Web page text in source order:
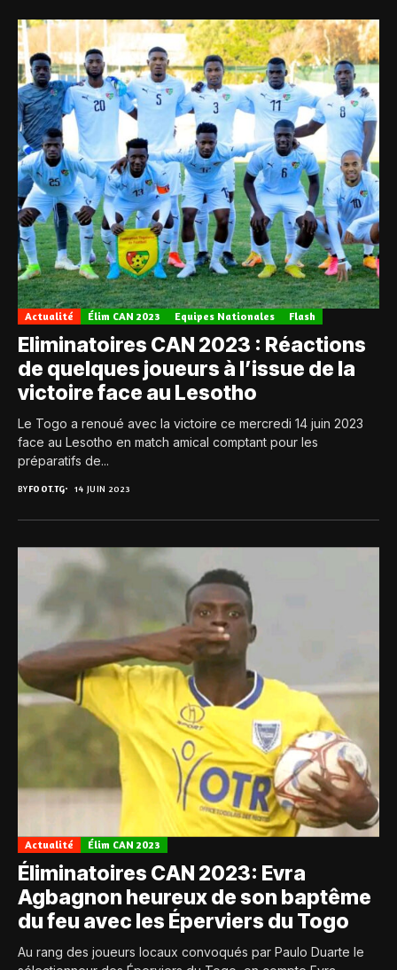
Actualité Élim CAN 2023 Equipes Nationales Flash
Eliminatoires CAN 2023 : Réactions
de quelques joueurs à l’issue de la
victoire face au Lesotho
Le Togo a renoué avec la victoire ce mercredi 14 juin 2023
face au Lesotho en match amical comptant pour les
préparatifs de...
BYFOOT.TG 14 JUIN 2023
Actualité Élim CAN 2023
Éliminatoires CAN 2023: Evra
Agbagnon heureux de son baptême
du feu avec les Éperviers du Togo
Au rang des joueurs locaux convoqués par Paulo Duarte le